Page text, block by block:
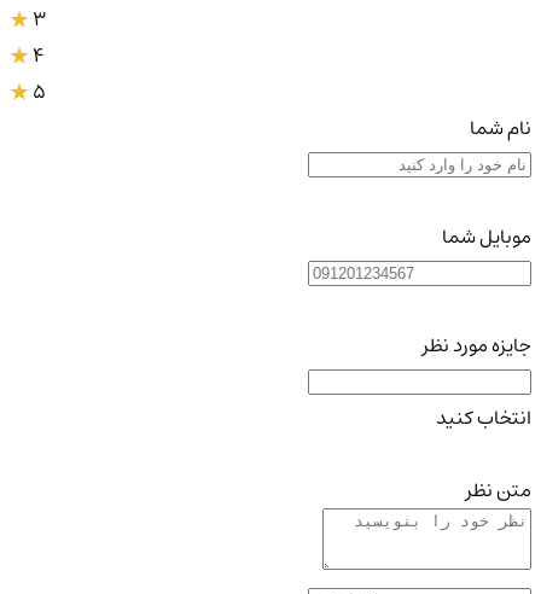
3
4
5
نام شما
موبایل شما
جایزه مورد نظر
انتخاب کنید
متن نظر